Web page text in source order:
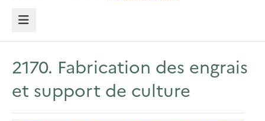
MENU
2170. Fabrication des engrais
et support de culture